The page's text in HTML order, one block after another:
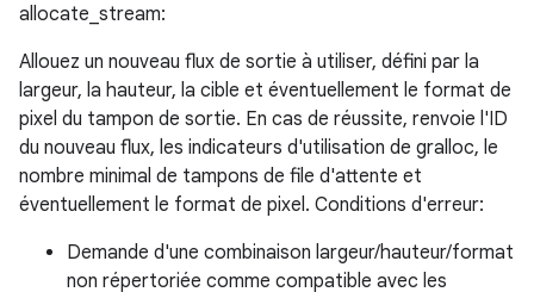
allocate_stream:
Allouez un nouveau flux de sortie à utiliser, défini par la
largeur, la hauteur, la cible et éventuellement le format de
pixel du tampon de sortie. En cas de réussite, renvoie l'ID
du nouveau flux, les indicateurs d'utilisation de gralloc, le
nombre minimal de tampons de file d'attente et
éventuellement le format de pixel. Conditions d'erreur:
Demande d'une combinaison largeur/hauteur/format
non répertoriée comme compatible avec les